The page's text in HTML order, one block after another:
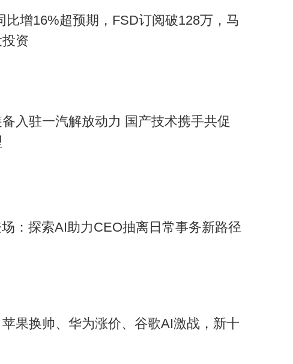
比增16%超预期，FSD订阅破128万，马
资
入驻一汽解放动力 国产技术携手共促
：探索AI助力CEO抽离日常事务新路径
果换帅、华为涨价、谷歌AI激战，新十